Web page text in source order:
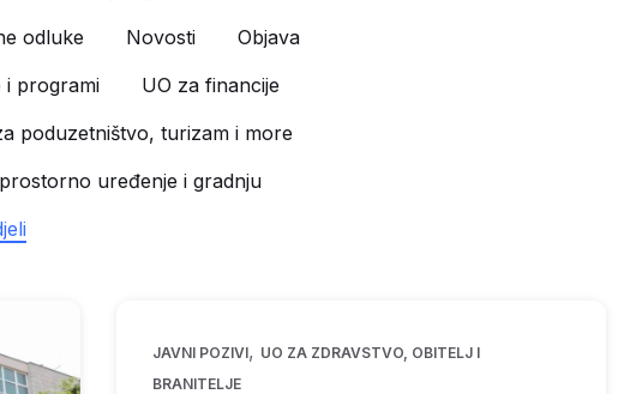
odluke Novosti
Objava
i programi
UO za financije
poduzetništvo, turizam i more
uređenje i gradnju
JAVNI POZIVI, UO ZA ZDRAVSTVO, OBITELJ I
BRANITELJE